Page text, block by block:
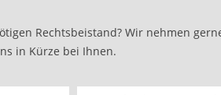
Rechtsbeistand? Wir nehmen
in Kürze bei Ihnen.